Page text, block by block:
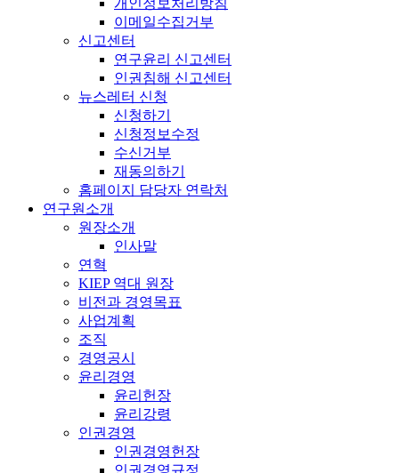
이메일수집거부
신고센터
연구윤리 신고센터
인권침해 신고센터
뉴스레터 신청
신청하기
신청정보수정
수신거부
재동의하기
홈페이지 담당자 연락처
연구원소개
원장소개
인사말
연혁
KIEP 역대 원장
비전과 경영목표
사업계획
조직
경영공시
윤리경영
윤리헌장
윤리강령
인권경영
인권경영헌장
인권경영규정